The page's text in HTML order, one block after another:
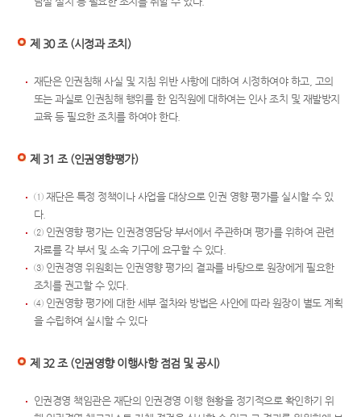
제 30 조 (시정과 조치)
재단은 인권침해 사실 및 지침 위반 사항에 대하여 시정하여야 하고, 고의
또는 과실로 인권침해 행위를 한 임직원에 대하여는 인사 조치 및 재발방지
교육 등 필요한 조치를 하여야 한다.
제 31 조 (인권영향평가)
① 재단은 특정 정책이나 사업을 대상으로 인권 영향 평가를 실시할 수 있
다.
② 인권영향 평가는 인권경영담당 부서에서 주관하며 평가를 위하여 관련
자료를 각 부서 및 소속 기구에 요구할 수 있다.
③ 인권경영 위원회는 인권영향 평가의 결과를 바탕으로 원장에게 필요한
조치를 권고할 수 있다.
④ 인권영향 평가에 대한 세부 절차와 방법은 사안에 따라 원장이 별도 계획
을 수립하여 실시할 수 있다
제 32 조 (인권영향 이행사항 점검 및 공시)
인권경영 책임관은 재단의 인권경영 이행 현황을 정기적으로 확인하기 위